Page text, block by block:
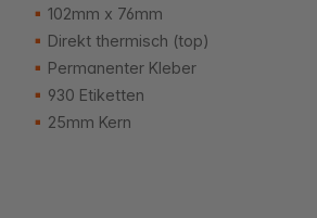
102mm x 76mm
Direkt thermisch (top)
Permanenter Kleber
930 Etiketten
25mm Kern